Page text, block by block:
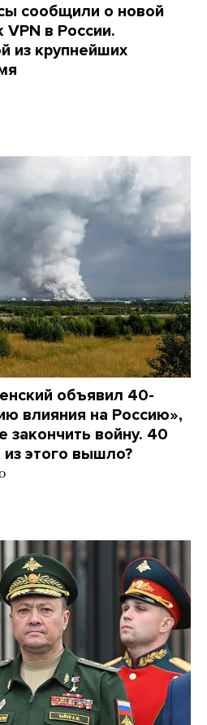
сообщили о новой
в России.
из крупнейших
объявил 40-
влияния на Россию»,
закончить войну. 40
этого вышло?